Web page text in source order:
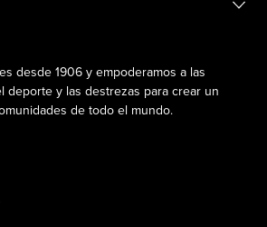
médico
desde 1906 y empoderamos a las
deporte y las destrezas para crear un
de todo el mundo.